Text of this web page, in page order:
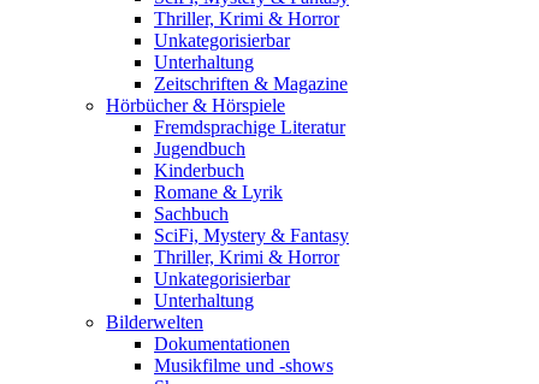
Thriller, Krimi & Horror
Unkategorisierbar
Unterhaltung
Zeitschriften & Magazine
Hörbücher & Hörspiele
Fremdsprachige Literatur
Jugendbuch
Kinderbuch
Romane & Lyrik
Sachbuch
SciFi, Mystery & Fantasy
Thriller, Krimi & Horror
Unkategorisierbar
Unterhaltung
Bilderwelten
Dokumentationen
Musikfilme und -shows